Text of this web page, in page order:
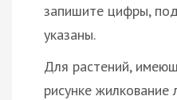
запишите цифры,
указаны.
Для растений,
рисунке жилкование